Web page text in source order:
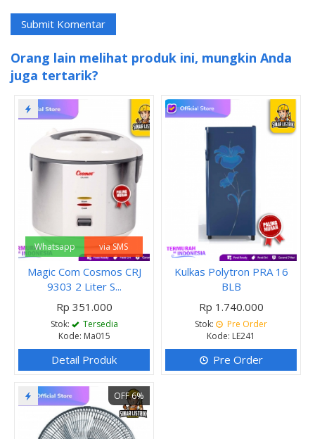
Orang lain melihat produk ini, mungkin Anda
juga tertarik?
Whatsapp via SMS
Magic Com Cosmos CRJ
9303 2 Liter S...
Rp 351.000
Stok:
Tersedia
Kode: Ma015
Detail Produk
Kulkas Polytron PRA 16
BLB
Rp 1.740.000
Stok:
Pre Order
Kode: LE241
Pre Order
OFF 6%